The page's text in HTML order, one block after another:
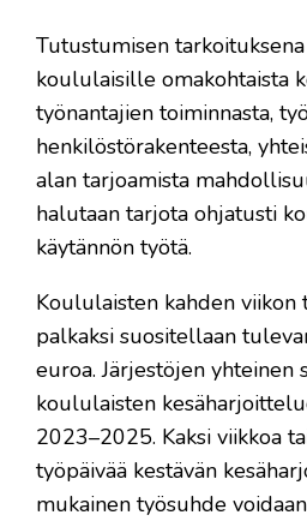
Tutustumisen
koululaisille omakohtaista
työnantajien toiminnasta,
henkilöstörakenteesta,
alan tarjoamista
halutaan tarjota ohjatusti
käytännön työtä.
Koululaisten kahden
palkaksi suositellaan
euroa. Järjestöjen yhteinen
koululaisten
2023–2025. Kaksi viikkoa
työpäivää kestävän
mukainen työsuhde